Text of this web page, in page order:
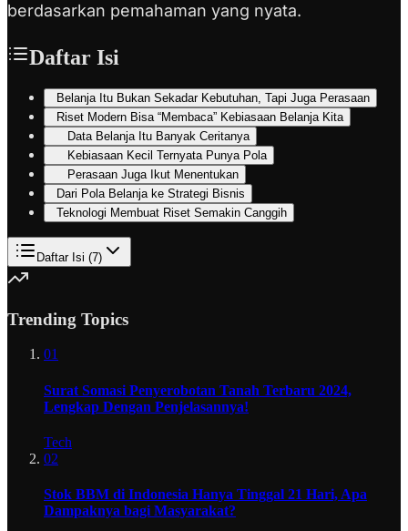
berdasarkan pemahaman yang nyata.
Daftar Isi
Belanja Itu Bukan Sekadar Kebutuhan, Tapi Juga Perasaan
Riset Modern Bisa “Membaca” Kebiasaan Belanja Kita
Data Belanja Itu Banyak Ceritanya
Kebiasaan Kecil Ternyata Punya Pola
Perasaan Juga Ikut Menentukan
Dari Pola Belanja ke Strategi Bisnis
Teknologi Membuat Riset Semakin Canggih
Daftar Isi (7)
Trending Topics
01
Surat Somasi Penyerobotan Tanah Terbaru 2024,
Lengkap Dengan Penjelasannya!
Tech
02
Stok BBM di Indonesia Hanya Tinggal 21 Hari, Apa
Dampaknya bagi Masyarakat?